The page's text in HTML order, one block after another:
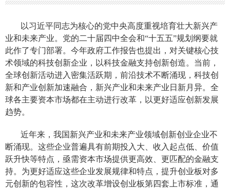
以习近平同志为核心的党中央高度重视培育壮大新兴产
业和未来产业。党的二十届四中全会和“十五五”规划纲要就
此作了专门部署。今年政府工作报告也提出，对关键核心技
术领域的科技创新企业，以科技金融支持创新创造。当前，
全球创新活动进入密集活跃期，前沿技术不断涌现，科技创
新和产业创新加速融合，新兴产业和未来产业日新月异。全
球各主要资本市场都在主动进行改革，以更好适应创新发展
趋势。
近年来，我国新兴产业和未来产业领域创新创业企业不
断涌现。这些企业普遍具有前期投入大、收入起点低、价值
跃升快等特点，亟需资本市场提供更高效、更匹配的金融支
持。为更好适应这些企业发展规律和特点，提升创业板对多
元创新的包容性，这次改革增设创业板第四套上市标准，通